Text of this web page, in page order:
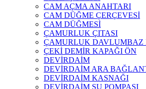
CAM AÇMA ANAHTARI
CAM DÜĞME ÇERÇEVESİ
CAM DÜĞMESİ
ÇAMURLUK ÇITASI
ÇAMURLUK DAVLUMBAZ
ÇEKİ DEMİR KAPAĞI ÖN
DEVİRDAİM
DEVİRDAİM ARA
DEVİRDAİM KASNAĞI
DEVİRDAİM SU POMPASI